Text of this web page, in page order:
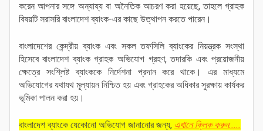
করেন আপনার সঙ্গে অন্যায্য বা অনৈতিক আচরণ করা হয়েছে, তাহলে গ্রাহক
বিষয়টি সরাসরি বাংলাদেশ ব্যাংক-এর কাছে উত্থাপন করতে পারেন।
বাংলাদেশের কেন্দ্রীয় ব্যাংক এবং সকল তফসিলি ব্যাংকের নিয়ন্ত্রক সংস্থা
হিসেবে বাংলাদেশ ব্যাংক গ্রাহক অভিযোগ গ্রহণ, তদারকি এবং প্রয়োজনীয়
ক্ষেত্রে সংশ্লিষ্ট ব্যাংককে নির্দেশনা প্রদান করে থাকে। এর মাধ্যমে
অভিযোগের যথাযথ মূল্যায়ন নিশ্চিত হয় এবং গ্রাহকের অধিকার সুরক্ষায় কার্যকর
ভূমিকা পালন করা হয়।
বাংলাদেশ ব্যাংকে যেকোনো অভিযোগ জানানোর জন্য, এখানে ক্লিক করুন.....